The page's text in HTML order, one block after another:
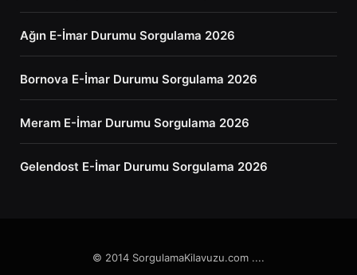
Ağın E-İmar Durumu Sorgulama 2026
Bornova E-İmar Durumu Sorgulama 2026
Meram E-İmar Durumu Sorgulama 2026
Gelendost E-İmar Durumu Sorgulama 2026
© 2014 SorgulamaKilavuzu.com ....